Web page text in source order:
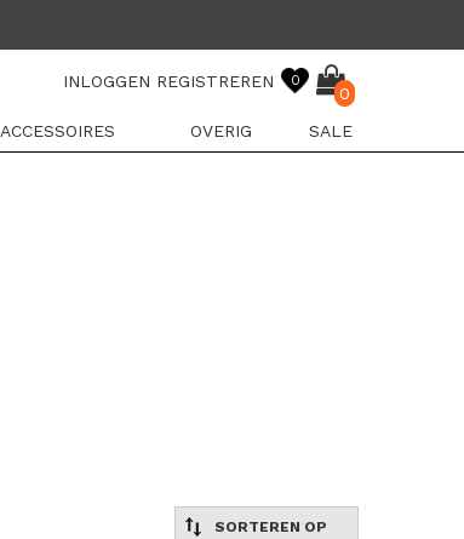
INLOGGEN REGISTREREN 0
0
ACCESSOIRES OVERIG SALE
SORTEREN OP